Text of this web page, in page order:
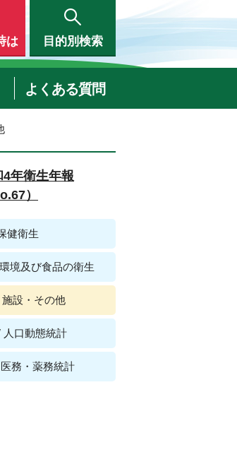
は 目的別検索
よくある質問
4年衛生年報
）
健衛生
境及び食品の衛生
施設・その他
人口動態統計
務・薬務統計